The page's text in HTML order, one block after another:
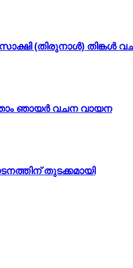
(തിരുനാൾ) തിങ്കൾ
ഞായർ വചന വായന
തുടക്കമായി